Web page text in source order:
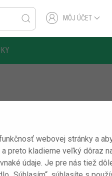
webovej stránky a
preto kladieme veľký dôraz
údaje. Je pre nás tiež
MÔJ ÚČET